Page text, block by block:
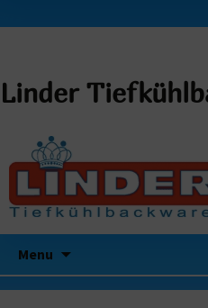
Linder
Menu